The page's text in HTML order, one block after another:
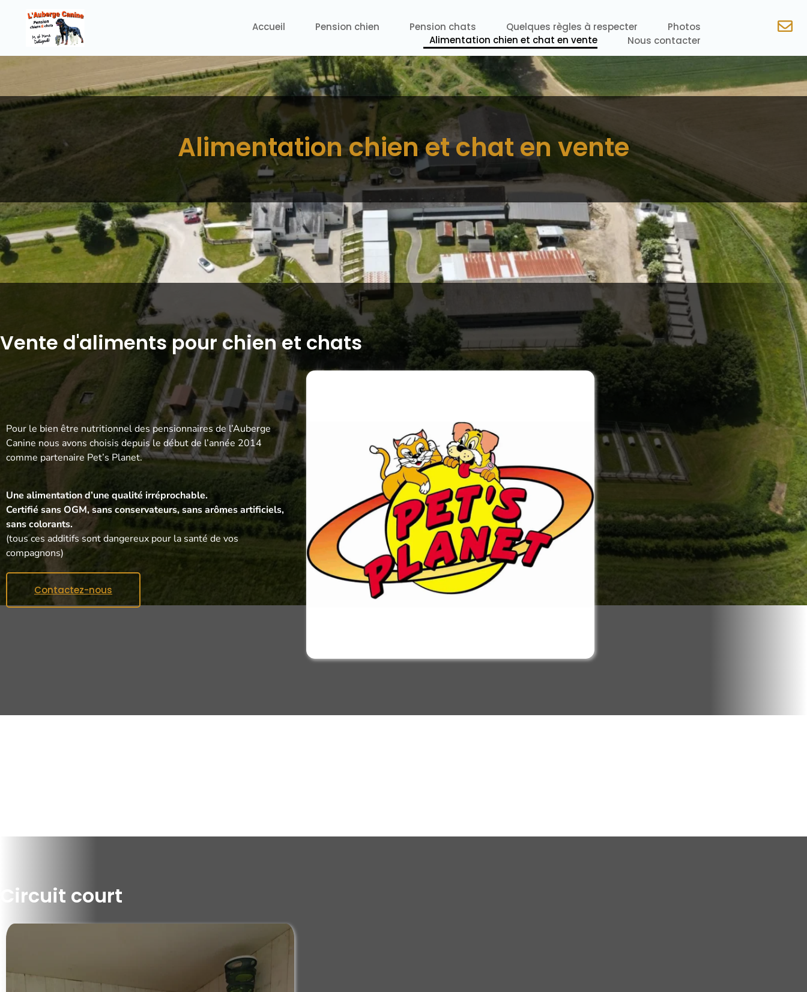
Accueil Pension chien Pension chats Quelques règles à respecter
Photos
Alimentation chien et chat en vente
Nous contacter
Alimentation chien et chat en vente
Vente d'aliments pour chien et chats
Pour le bien être nutritionnel des pensionnaires de l’Auberge
Canine nous avons choisis depuis le début de l’année 2014
comme partenaire Pet’s Planet.
Une alimentation d’une qualité irréprochable.
Certifié sans OGM, sans conservateurs, sans arômes artificiels,
sans colorants.
(tous ces additifs sont dangereux pour la santé de vos
compagnons)
Contactez-nous
Circuit court